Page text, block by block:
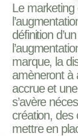
Le marketing
définition
marque, la
amèneront à
accrue et
s’avère
création, des
mettre en